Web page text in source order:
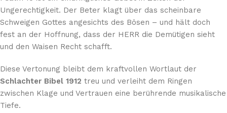
Ungerechtigkeit. Der Beter klagt über das scheinbare
Schweigen Gottes angesichts des Bösen – und hält doch
fest an der Hoffnung, dass der HERR die Demütigen sieht
und den Waisen Recht schafft.
Diese Vertonung bleibt dem kraftvollen Wortlaut der
Schlachter Bibel 1912 treu und verleiht dem Ringen
zwischen Klage und Vertrauen eine berührende musikalische
Tiefe.